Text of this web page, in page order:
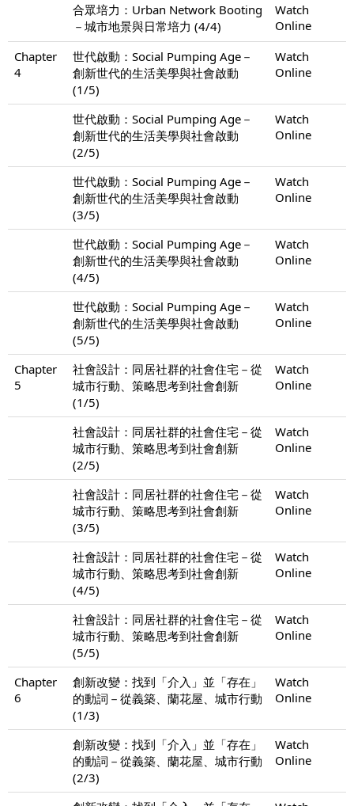
合眾培力：Urban Network Booting
－城市地景與日常培力 (4/4)
Watch
Online
Chapter
4
世代啟動：Social Pumping Age－
創新世代的生活美學與社會啟動
(1/5)
Watch
Online
世代啟動：Social Pumping Age－
創新世代的生活美學與社會啟動
(2/5)
Watch
Online
世代啟動：Social Pumping Age－
創新世代的生活美學與社會啟動
(3/5)
Watch
Online
世代啟動：Social Pumping Age－
創新世代的生活美學與社會啟動
(4/5)
Watch
Online
世代啟動：Social Pumping Age－
創新世代的生活美學與社會啟動
(5/5)
Watch
Online
Chapter
5
社會設計：同居社群的社會住宅－從
城市行動、策略思考到社會創新
(1/5)
Watch
Online
社會設計：同居社群的社會住宅－從
城市行動、策略思考到社會創新
(2/5)
Watch
Online
社會設計：同居社群的社會住宅－從
城市行動、策略思考到社會創新
(3/5)
Watch
Online
社會設計：同居社群的社會住宅－從
城市行動、策略思考到社會創新
(4/5)
Watch
Online
社會設計：同居社群的社會住宅－從
城市行動、策略思考到社會創新
(5/5)
Watch
Online
Chapter
6
創新改變：找到「介入」並「存在」
的動詞－從義築、蘭花屋、城市行動
(1/3)
Watch
Online
創新改變：找到「介入」並「存在」
的動詞－從義築、蘭花屋、城市行動
(2/3)
Watch
Online